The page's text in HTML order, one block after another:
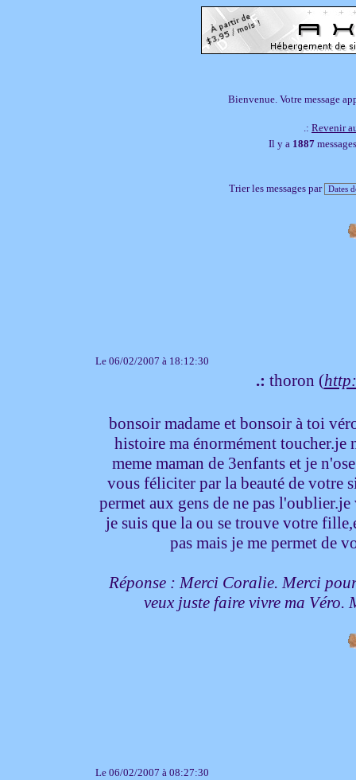
Bienvenue. Votre message
.: Revenir
Il y a 1887
Trier les messages par
Le 06/02/2007 à 18:12:30
.: thoron (
bonsoir madame et bonsoir à toi
histoire ma énormément toucher.je
meme maman de 3enfants et je
vous féliciter par la beauté de votre
permet aux gens de ne pas
je suis que la ou se trouve votre
pas mais je me permet de
Réponse : Merci Coralie. Merci
veux juste faire vivre ma Véro.
Le 06/02/2007 à 08:27:30